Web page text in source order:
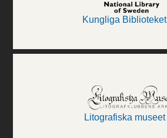
Kungliga Biblioteket
Litografiska museet